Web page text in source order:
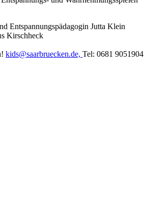
Entspannungspädagogin Jutta Klein
Kirschheck
kids@saarbruecken.de, Tel: 0681 9051904